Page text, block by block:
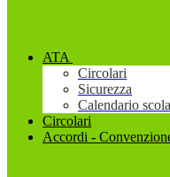
ATA
Circolari
Sicurezza
Calendario
Circolari
Accordi -